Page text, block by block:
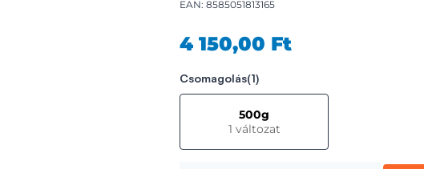
EAN: 8585051813165
4 150,00 Ft
Csomagolás(1)
500g
1 változat